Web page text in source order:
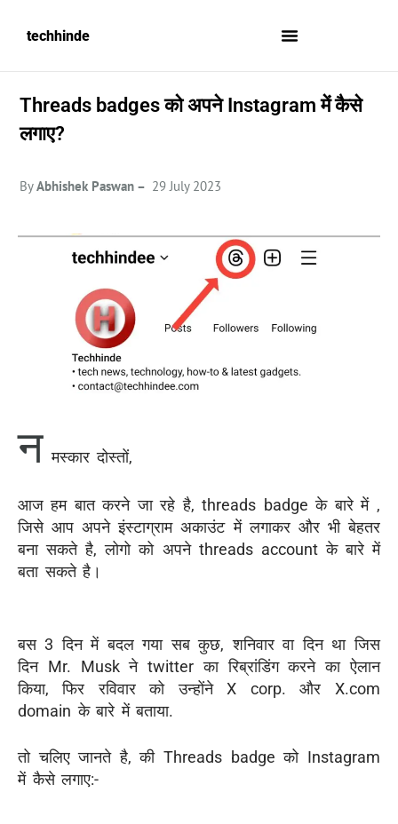
techhinde
Threads badges को अपने Instagram में कैसे
लगाए?
ByAbhishek Paswan – 29 July 2023
न मस्कार दोस्तों,
आज हम बात करने जा रहे है, threads badge के बारे में ,
जिसे आप अपने इंस्टाग्राम अकाउंट में लगाकर और भी बेहतर
बना सकते है, लोगो को अपने threads account के बारे में
बता सकते है।
बस 3 दिन में बदल गया सब कुछ, शनिवार वा दिन था जिस
दिन Mr. Musk ने twitter का रिब्रांडिंग करने का ऐलान
किया, फिर रविवार को उन्होंने X corp. और X.com
domain के बारे में बताया.
तो चलिए जानते है, की Threads badge को Instagram
में कैसे लगाए:-